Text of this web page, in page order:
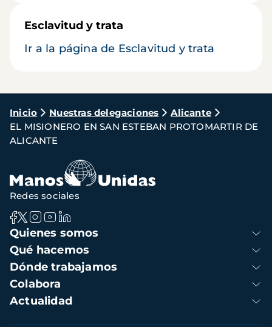
Esclavitud y trata
Ir a la página de Esclavitud y trata
Ruta
de
navegación
Inicio Nuestras delegaciones
Alicante
EL MISIONERO EN SAN ESTEBAN PROTOMARTIR DE
ALICANTE
Navegación
principal
Quienes somos
Qué hacemos
Dónde trabajamos
Colabora
Actualidad
Redes sociales